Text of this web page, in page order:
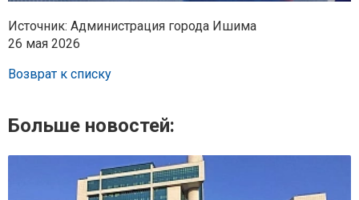
Источник: Администрация города Ишима
26 мая 2026
Возврат к списку
Больше новостей: